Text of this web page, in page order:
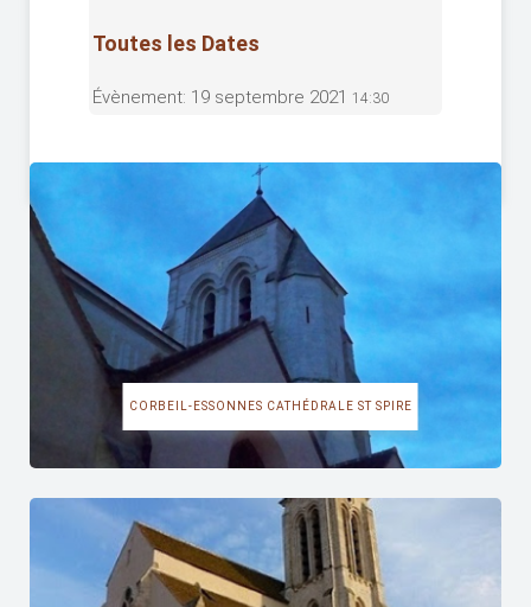
Toutes les Dates
Évènement: 19 septembre 2021 14:30
CORBEIL-ESSONNES CATHÉDRALE ST SPIRE